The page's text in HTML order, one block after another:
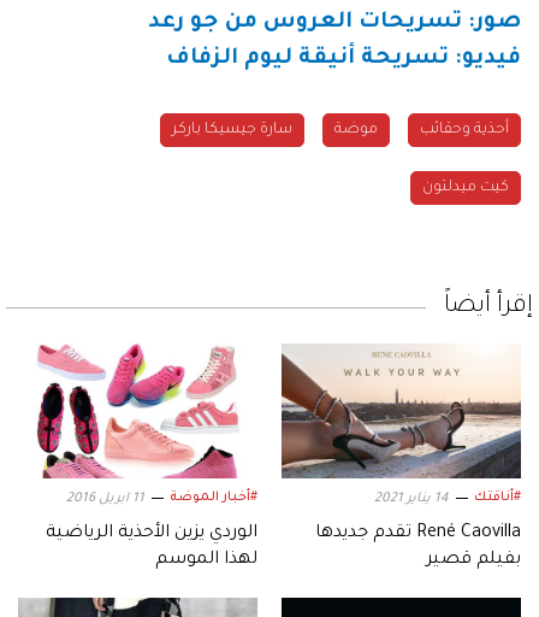
صور: تسريحات العروس من جو رعد
فيديو: تسريحة أنيقة ليوم الزفاف
أحذية وحقائب موضة سارة جيسيكا باركر
كيت ميدلتون
إقرأ أيضاً
#أناقتك 14 يناير 2021
René Caovilla تقدم جديدها
بفيلم قصير
#أخبار الموضة 11 ابريل 2016
الوردي يزين الأحذية الرياضية
لهذا الموسم